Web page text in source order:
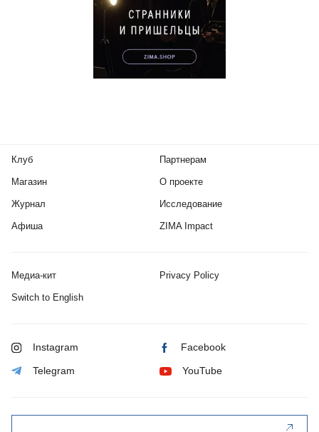
Клуб
Магазин
Журнал
Афиша
Партнерам
О проекте
Исследование
ZIMA Impact
Медиа-кит Privacy Policy
Switch to English
Instagram Facebook
Telegram YouTube